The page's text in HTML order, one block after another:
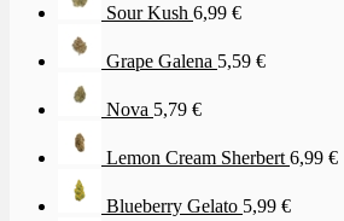
Sour Kush 6,99 €
Grape Galena 5,59 €
Nova 5,79 €
Lemon Cream Sherbert 6,99 €
Blueberry Gelato 5,99 €